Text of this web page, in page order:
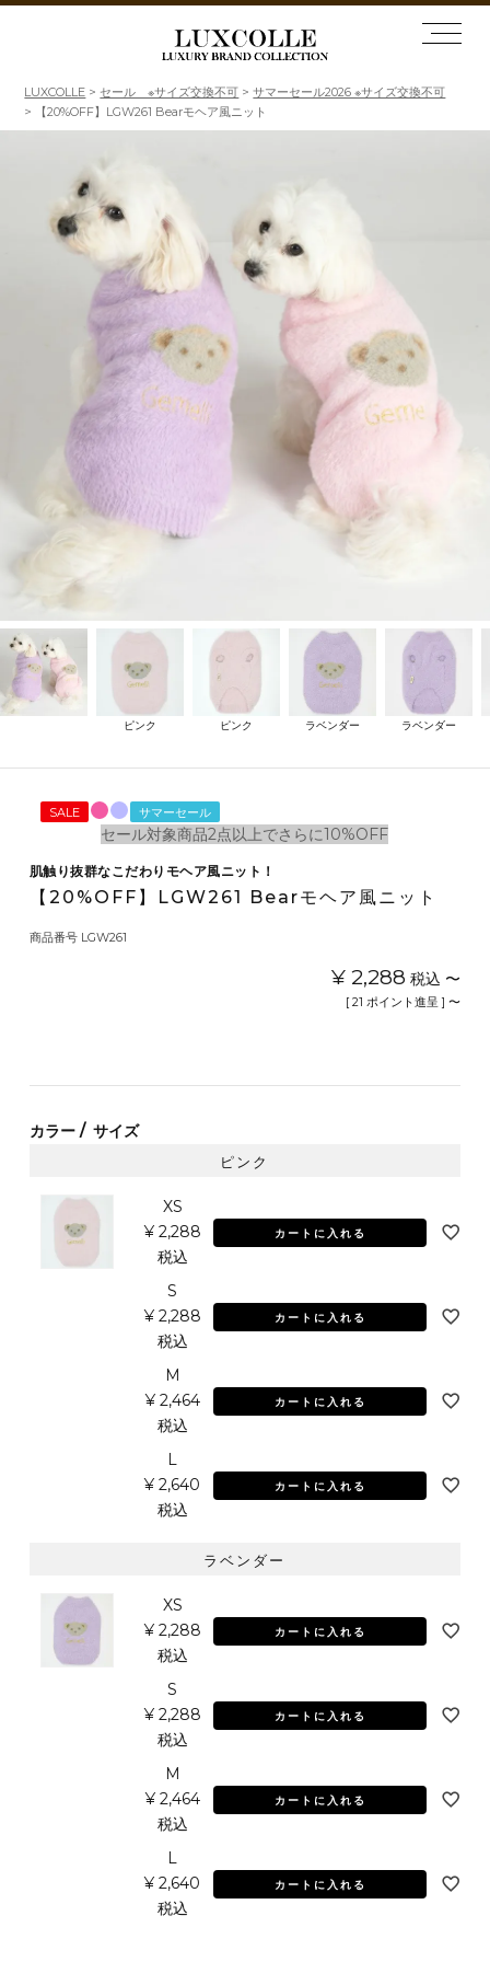
LUXCOLLE セール ※サイズ交換不可
サマーセール2026 ※サイズ交換不可
【20%OFF】LGW261 Bearモヘア風ニット
ピンク ピンク ラベンダー ラベンダー
SALE サマーセール
セール対象商品2点以上でさらに10%OFF
肌触り抜群なこだわりモヘア風ニット！
【20%OFF】LGW261 Bearモヘア風ニット
商品番号 LGW261
¥ 2,288 税込 〜
[ 21 ポイント進呈 ] 〜
カラー サイズ
ピンク
XS
¥ 2,288
税込
カートに入れる
S
¥ 2,288
税込
カートに入れる
M
¥ 2,464
税込
カートに入れる
L
¥ 2,640
税込
カートに入れる
ラベンダー
XS
¥ 2,288
税込
カートに入れる
S
¥ 2,288
税込
カートに入れる
M
¥ 2,464
税込
カートに入れる
L
¥ 2,640
税込
カートに入れる